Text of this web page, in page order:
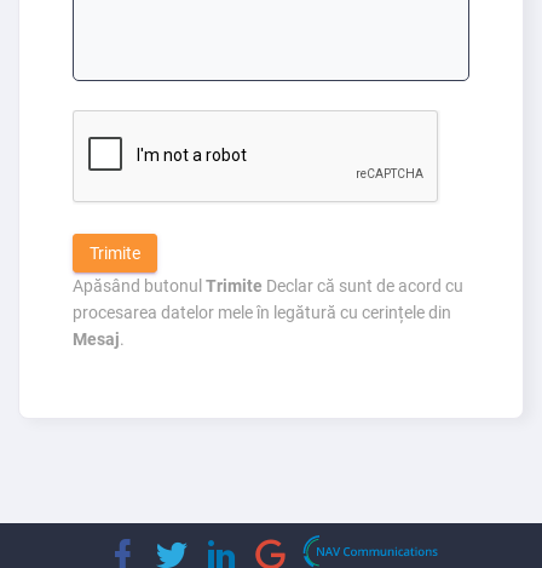
Apăsând butonul Trimite Declar că sunt de acord cu
procesarea datelor mele în legătură cu cerințele din
Mesaj.